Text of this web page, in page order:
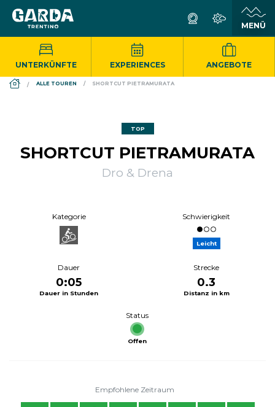
UNTERKÜNFTE EXPERIENCES ANGEBOTE
DS_BREADCRUMB.HOME
ALLE TOUREN SHORTCUT PIETRAMURATA
TOP
SHORTCUT PIETRAMURATA
Dro & Drena
Kategorie Schwierigkeit
Leicht
Dauer
0:05
Dauer in Stunden
Strecke
0.3
Distanz in km
Status
Offen
Empfohlene Zeitraum